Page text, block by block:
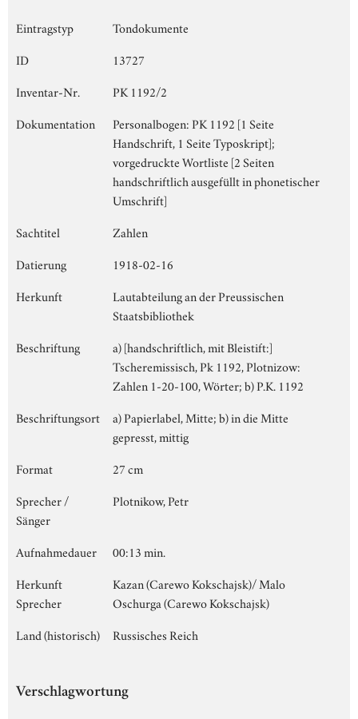
Eintragstyp
Tondokumente
ID
13727
Inventar-Nr.
PK 1192/2
Dokumentation
Personalbogen: PK 1192 [1 Seite
Handschrift, 1 Seite Typoskript];
vorgedruckte Wortliste [2 Seiten
handschriftlich ausgefüllt in phonetischer
Umschrift]
Sachtitel
Zahlen
Datierung
1918-02-16
Herkunft
Lautabteilung an der Preussischen
Staatsbibliothek
Beschriftung
a) [handschriftlich, mit Bleistift:]
Tscheremissisch, Pk 1192, Plotnizow:
Zahlen 1-20-100, Wörter; b) P.K. 1192
Beschriftungsort
a) Papierlabel, Mitte; b) in die Mitte
gepresst, mittig
Format
27 cm
Sprecher /
Sänger
Plotnikow, Petr
Aufnahmedauer
00:13 min.
Herkunft
Sprecher
Kazan (Carewo Kokschajsk)/ Malo
Oschurga (Carewo Kokschajsk)
Land (historisch)
Russisches Reich
Verschlagwortung